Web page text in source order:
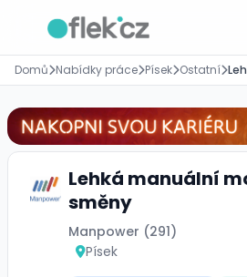
Domů Nabídky práce Písek Ostatní
Lehká manuální
směny
Manpower (291)
Písek